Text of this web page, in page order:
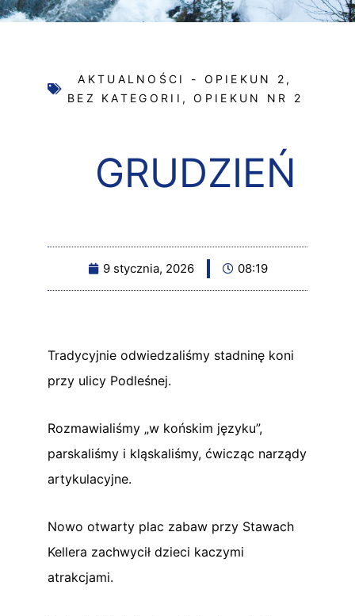
AKTUALNOŚCI - OPIEKUN 2 ,
BEZ KATEGORII ,OPIEKUN NR 2
GRUDZIEŃ
9 stycznia, 2026 08:19
Tradycyjnie odwiedzaliśmy stadninę koni
przy ulicy Podleśnej.
Rozmawialiśmy „w końskim języku”,
parskaliśmy i kląskaliśmy, ćwicząc narządy
artykulacyjne.
Nowo otwarty plac zabaw przy Stawach
Kellera zachwycił dzieci kaczymi
atrakcjami.